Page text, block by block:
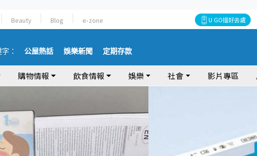
Beauty Blog e-zone U GO搵好去處
： 公屋熱話 娛樂新聞 定期存款
購物情報 飲食情報 娛樂 社會 影片專區